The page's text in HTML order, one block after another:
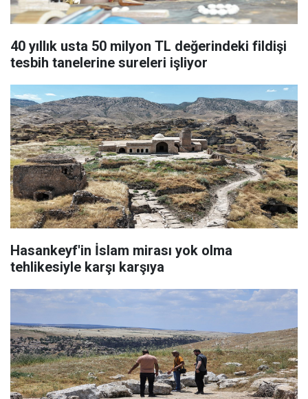
40 yıllık usta 50 milyon TL değerindeki fildişi
tesbih tanelerine sureleri işliyor
Hasankeyf'in İslam mirası yok olma
tehlikesiyle karşı karşıya